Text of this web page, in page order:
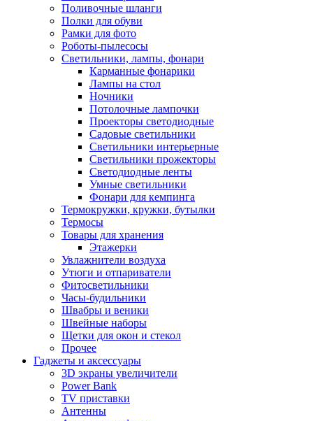
Поливочные шланги
Полки для обуви
Рамки для фото
Роботы-пылесосы
Светильники, лампы, фонари
Карманные фонарики
Лампы на стол
Ночники
Потолочные лампочки
Проекторы светодиодные
Садовые светильники
Светильники интерьерные
Светильники прожекторы
Светодиодные ленты
Умные светильники
Фонари для кемпинга
Термокружки, кружки, бутылки
Термосы
Товары для хранения
Этажерки
Увлажнители воздуха
Утюги и отпариватели
Фитосветильники
Часы-будильники
Швабры и веники
Швейные наборы
Щетки для окон и стекол
Прочее
Гаджеты и аксессуары
3D экраны увеличители
Power Bank
TV приставки
Антенны